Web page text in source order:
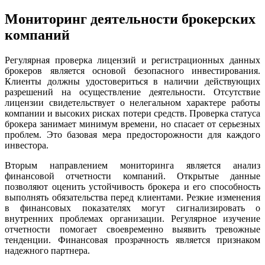
Мониторинг деятельности брокерских
компаний
Регулярная проверка лицензий и регистрационных данных
брокеров является основой безопасного инвестирования.
Клиенты должны удостовериться в наличии действующих
разрешений на осуществление деятельности. Отсутствие
лицензии свидетельствует о нелегальном характере работы
компании и высоких рисках потери средств. Проверка статуса
брокера занимает минимум времени, но спасает от серьезных
проблем. Это базовая мера предосторожности для каждого
инвестора.
Вторым направлением мониторинга является анализ
финансовой отчетности компаний. Открытые данные
позволяют оценить устойчивость брокера и его способность
выполнять обязательства перед клиентами. Резкие изменения
в финансовых показателях могут сигнализировать о
внутренних проблемах организации. Регулярное изучение
отчетности помогает своевременно выявить тревожные
тенденции. Финансовая прозрачность является признаком
надежного партнера.